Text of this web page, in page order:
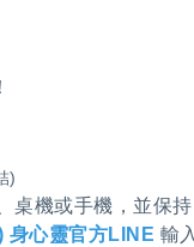
)
機或手機，並保持
身心靈官方LINE 輸入